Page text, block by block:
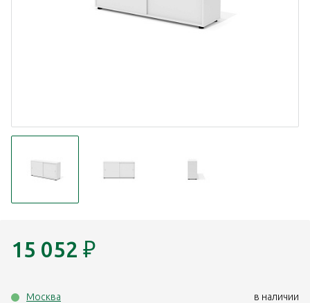
15 052 ₽
Москва
в наличии